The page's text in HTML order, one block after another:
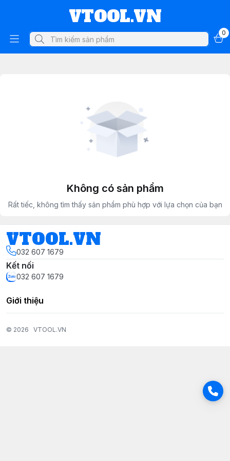
VTOOL.VN
0
Không có sản phẩm
Rất tiếc, không tìm thấy sản phẩm phù hợp với lựa chọn của bạn
VTOOL.VN
032 607 1679
Kết nối
032 607 1679
Giới thiệu
© 2026 VTOOL.VN